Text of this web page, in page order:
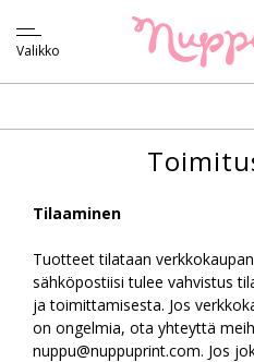
Valikko
Tilaaminen
Tuotteet tilataan
sähköpostiisi tulee vahvistus
ja toimittamisesta. Jos
on ongelmia, ota yhteyttä
nuppu@nuppuprint.com. Jos